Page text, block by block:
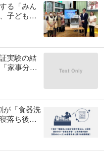
る「みん
子どもた
援の機会
なかアク
実験の結
家事分担
る」と実
が「食器洗
落ち後に
い」、夏